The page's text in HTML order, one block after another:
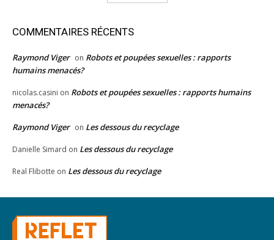
COMMENTAIRES RÉCENTS
Raymond Viger on Robots et poupées sexuelles : rapports
humains menacés?
nicolas.casini on Robots et poupées sexuelles : rapports humains
menacés?
Raymond Viger on Les dessous du recyclage
Danielle Simard on Les dessous du recyclage
Real Flibotte on Les dessous du recyclage